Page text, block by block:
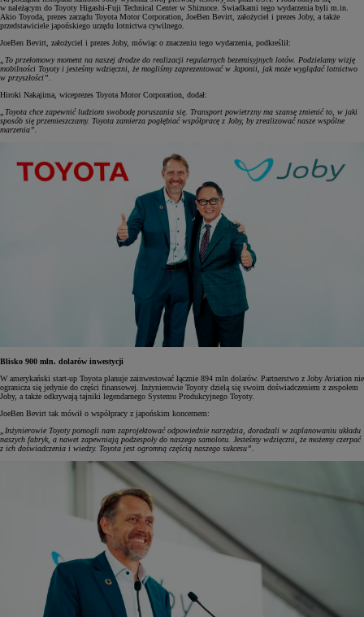
w należącym do Toyoty Higashi-Fuji Technical Center w Shizuoce. Świadkami tego wydarzenia byli m.in.
Akio Toyoda, prezes zarządu Toyota Motor Corporation, JoeBen Bevirt, założyciel i prezes Joby, a także
przedstawiciele japońskiego urzędu lotnictwa cywilnego.
JoeBen Bevirt, założyciel i prezes Joby, mówiąc o znaczeniu tego wydarzenia, podkreślił:
„To przełomowy moment na naszej drodze do realizacji regularnych bezemisyjnych lotów. Podzielamy wizję
mobilności Toyoty i jesteśmy wdzięczni, że mogliśmy zaprezentować w Japonii, jak może wyglądać lotnictwo
w przyszłości”.
Hiroki Nakajima, wiceprezes Toyota Motor Corporation, dodał:
„Toyota chce zapewnić ludziom swobodę poruszania się. Transport powietrzny ma szansę zmienić to, w jaki
sposób się przemieszczamy. Toyota zamierza pogłębiać współpracę z Joby, by zrealizować nasze wspólne
marzenia”.
Blisko 900 mln. dolarów inwestycji
W amerykański start-up Toyota planuje zainwestować łącznie 894 mln dolarów. Partnerstwo z Joby Aviation nie
ogranicza się jedynie do części finansowej. Inżynierowie Toyoty dzielą się swoim doświadczeniem z zespołem
Joby, a także odkrywają tajniki legendarnego Systemu Produkcyjnego Toyoty.
JoeBen Bevirt tak mówił o współpracy z japońskim koncernem:
„Inżynierowie Toyoty pomogli nam zaprojektować odpowiednie narzędzia, doradzali w zaplanowaniu układu
naszych fabryk, a nawet zapewniają podzespoły do naszego samolotu. Jesteśmy wdzięczni, że możemy czerpać
z ich doświadczenia i wiedzy. Toyota jest ogromną częścią naszego sukcesu”.